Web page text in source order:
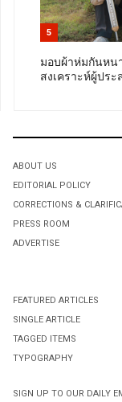
5
มอบผ้าห่มกันหน
สงเคราะห์ผู้ปร
ABOUT US
EDITORIAL POLICY
CORRECTIONS &
PRESS ROOM
ADVERTISE
FEATURED ARTICLES
SINGLE ARTICLE
TAGGED ITEMS
TYPOGRAPHY
SIGN UP TO OUR DAILY